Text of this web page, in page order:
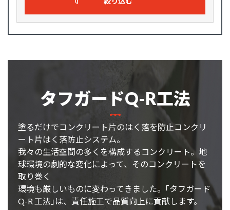
タフガードQ-R工法
塗るだけでコンクリート片のはく落を防止コンクリ
ート片はく落防止システム。
我々の生活空間の多くを構成するコンクリート。地
球環境の劇的な変化によって、そのコンクリートを
取り巻く
環境も厳しいものに変わってきました。｢タフガード
Q-R 工法｣は、責任施工で品質向上に貢献します。